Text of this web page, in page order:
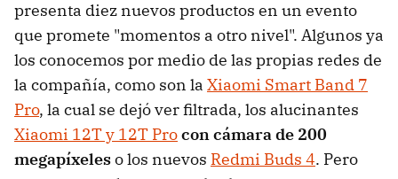
presenta diez nuevos productos en un evento
que promete "momentos a otro nivel". Algunos ya
los conocemos por medio de las propias redes de
la compañía, como son la Xiaomi Smart Band 7
Pro, la cual se dejó ver filtrada, los alucinantes
Xiaomi 12T y 12T Procon cámara de 200
megapíxeleso los nuevos Redmi Buds 4. Pero